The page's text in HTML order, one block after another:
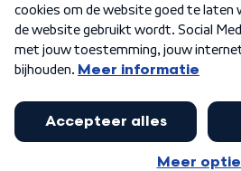
Algemene voorwaarden